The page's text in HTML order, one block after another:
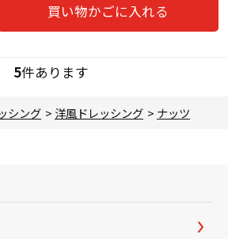
買い物かごに入れる
5件あります
シング > 洋風ドレッシング > ナッツ